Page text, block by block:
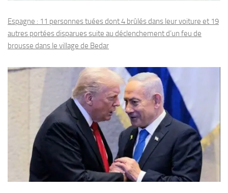
Espagne : 11 personnes tuées dont 4 brûlés dans leur voiture et 19
autres portées disparues suite au déclenchement d’un feu de
brousse dans le village de Bedar